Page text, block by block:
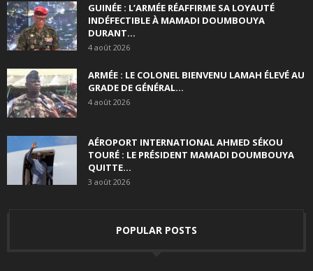
GUINÉE : L’ARMÉE RÉAFFIRME SA LOYAUTÉ
INDÉFECTIBLE À MAMADI DOUMBOUYA
DURANT...
4 août 2026
ARMÉE : LE COLONEL BIENVENU LAMAH ÉLEVÉ AU
GRADE DE GÉNÉRAL...
4 août 2026
AÉROPORT INTERNATIONAL AHMED SÉKOU
TOURÉ : LE PRÉSIDENT MAMADI DOUMBOUYA
QUITTE...
3 août 2026
POPULAR POSTS